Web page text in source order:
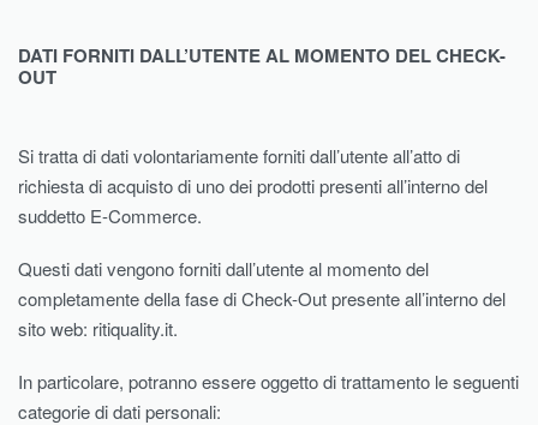
DATI FORNITI DALL’UTENTE AL MOMENTO DEL CHECK-
OUT
Si tratta di dati volontariamente forniti dall’utente all’atto di
richiesta di acquisto di uno dei prodotti presenti all’interno del
suddetto E-Commerce.
Questi dati vengono forniti dall’utente al momento del
completamente della fase di Check-Out presente all’interno del
sito web: ritiquality.it.
In particolare, potranno essere oggetto di trattamento le seguenti
categorie di dati personali: